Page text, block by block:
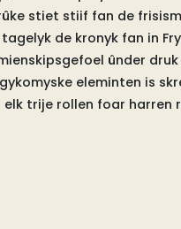
stiet stiif fan de
de kronyk fan in
ûnder
eleminten is
trije rollen foar harren